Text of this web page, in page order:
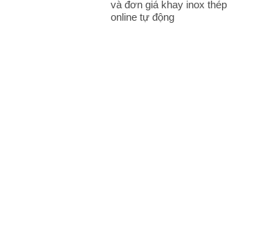
và đơn giá khay inox thép
online tự động